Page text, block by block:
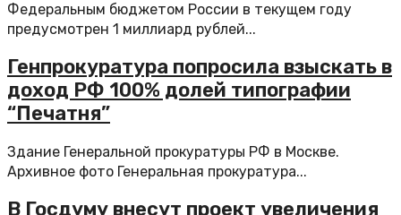
Федеральным бюджетом России в текущем году
предусмотрен 1 миллиард рублей...
Генпрокуратура попросила взыскать в
доход РФ 100% долей типографии
“Печатня”
Здание Генеральной прокуратуры РФ в Москве.
Архивное фото Генеральная прокуратура...
В Госдуму внесут проект увеличения